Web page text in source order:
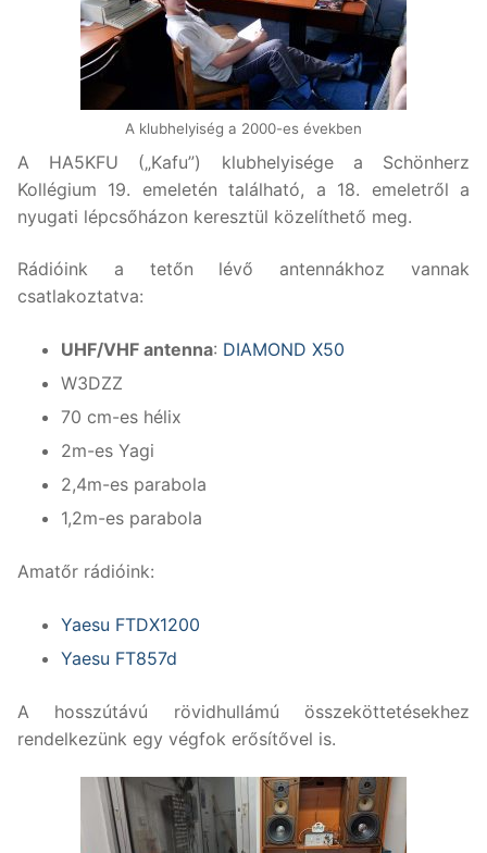
A klubhelyiség a 2000-es években
A HA5KFU („Kafu”) klubhelyisége a Schönherz
Kollégium 19. emeletén található, a 18. emeletről a
nyugati lépcsőházon keresztül közelíthető meg.
Rádióink a tetőn lévő antennákhoz vannak
csatlakoztatva:
UHF/VHF antenna: DIAMOND X50
W3DZZ
70 cm-es hélix
2m-es Yagi
2,4m-es parabola
1,2m-es parabola
Amatőr rádióink:
Yaesu FTDX1200
Yaesu FT857d
A hosszútávú rövidhullámú összeköttetésekhez
rendelkezünk egy végfok erősítővel is.